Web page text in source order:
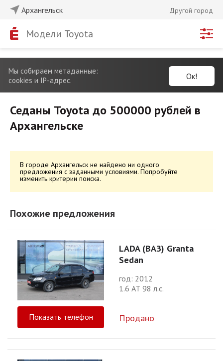
Архангельск Другой город
Модели Toyota
Мы собираем метаданные:
cookies и IP-адрес.
Ок!
Седаны Toyota до 500000 рублей в
Архангельске
В городе Архангельск не найдено ни одного
предложения с заданными условиями. Попробуйте
изменить критерии поиска.
Похожие предложения
LADA (ВАЗ) Granta
Sedan
год: 2012
1.6 АТ 98 л.с.
Показать телефон Продано